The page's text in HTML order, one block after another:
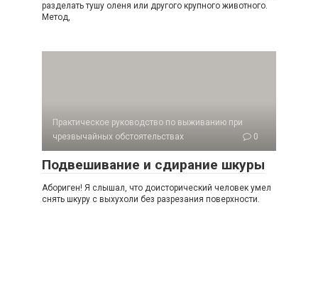
разделать тушу оленя или другого крупного животного.
Метод,
Практическое руководство по выживанию при
чрезвычайных обстоятельствах
0
Подвешивание и сдирание шкуры
Абориген! Я слышал, что доисторический человек умел
снять шкуру с выхухоли без разрезания поверхности.